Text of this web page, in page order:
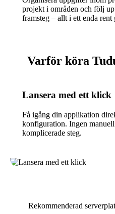
projekt i områden och följ
framsteg – allt i ett enda rent
Varför köra
Lansera med ett klick
Få igång din applikation
konfiguration. Ingen
komplicerade steg.
Rekommenderad